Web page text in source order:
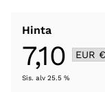
Hinta
7,10
Sis. alv 25.5 %